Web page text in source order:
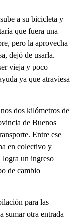
a su bicicleta y
que fuera una
pero la aprovecha
dejó de usarla.
vieja y poco
ya que atraviesa
dos kilómetros de
de Buenos
Entre ese
en colectivo y
logra un ingreso
de cambio
para las
sumar otra entrada